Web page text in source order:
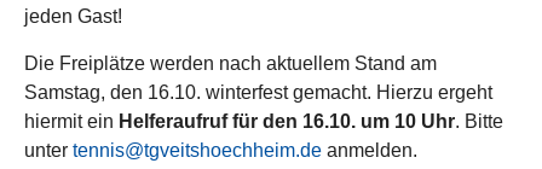
jeden Gast!
Die Freiplätze werden nach aktuellem Stand am
Samstag, den 16.10. winterfest gemacht. Hierzu ergeht
hiermit ein Helferaufruf für den 16.10. um 10 Uhr. Bitte
unter tennis@tgveitshoechheim.de anmelden.